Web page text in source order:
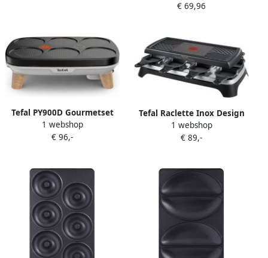
traploze temperatuur voor
€ 69,96
Tefal PY900D Gourmetset
Crêpier 6 personen
1 webshop
€ 96,-
Tefal Raclette Inox Design
RE4598 | Gourmet&Raclette
| Keuken&Koken Fun
1 webshop
€ 89,-